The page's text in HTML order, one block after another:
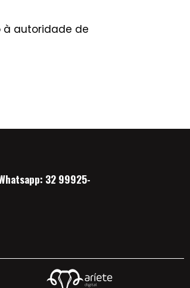
à autoridade de
32 99925-